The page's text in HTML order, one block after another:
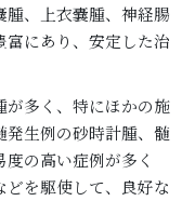
、上衣嚢腫、神経腸
にあり、安定した治
が多く、特にほかの施
生例の砂時計腫、髄
の高い症例が多く
を駆使して、良好な